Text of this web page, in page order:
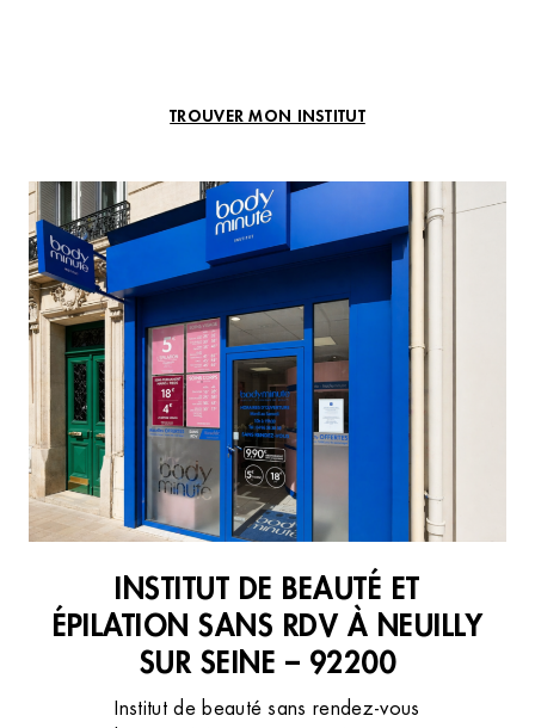
TROUVER MON INSTITUT
INSTITUT DE BEAUTÉ ET
ÉPILATION SANS RDV À NEUILLY
SUR SEINE – 92200
Institut de beauté sans rendez-vous